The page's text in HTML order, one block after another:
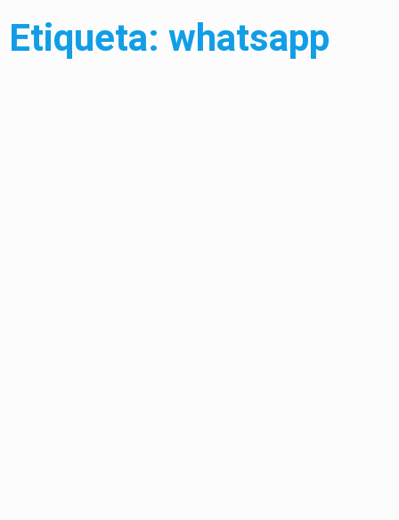
Etiqueta: whatsapp